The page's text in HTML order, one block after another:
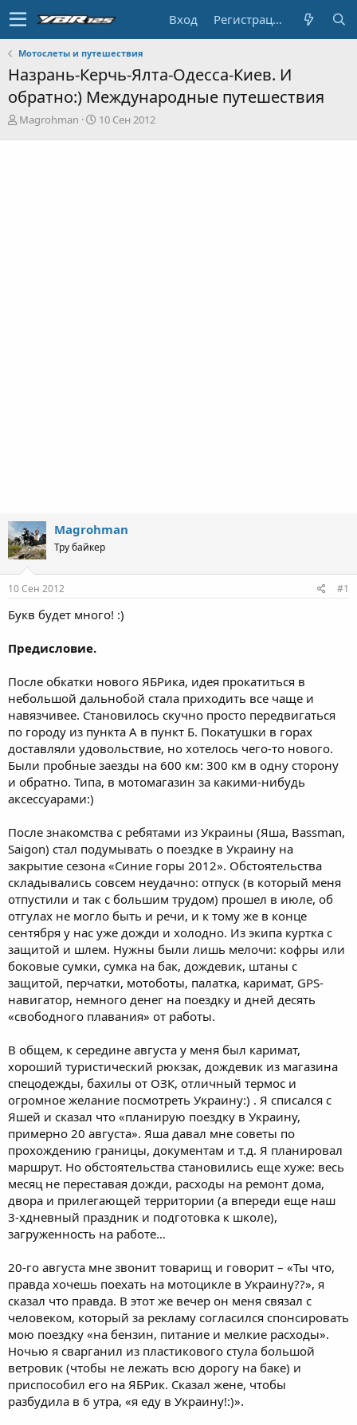
Вход Регистрация
Мотослеты и путешествия
Назрань-Керчь-Ялта-Одесса-Киев. И
обратно:) Международные путешествия
А
Magrohman
Д
10 Сен 2012
Magrohman
Тру байкер
10 Сен 2012 #1
Букв будет много! :)
Предисловие.
После обкатки нового ЯБРика, идея прокатиться в
небольшой дальнобой стала приходить все чаще и
навязчивее. Становилось скучно просто передвигаться
по городу из пункта А в пункт Б. Покатушки в горах
доставляли удовольствие, но хотелось чего-то нового.
Были пробные заезды на 600 км: 300 км в одну сторону
и обратно. Типа, в мотомагазин за какими-нибудь
аксессуарами:)
После знакомства с ребятами из Украины (Яша, Bassman,
Saigon) стал подумывать о поездке в Украину на
закрытие сезона «Синие горы 2012». Обстоятельства
складывались совсем неудачно: отпуск (в который меня
отпустили и так с большим трудом) прошел в июле, об
отгулах не могло быть и речи, и к тому же в конце
сентября у нас уже дожди и холодно. Из экипа куртка с
защитой и шлем. Нужны были лишь мелочи: кофры или
боковые сумки, сумка на бак, дождевик, штаны с
защитой, перчатки, мотоботы, палатка, каримат, GPS-
навигатор, немного денег на поездку и дней десять
«свободного плавания» от работы.
В общем, к середине августа у меня был каримат,
хороший туристический рюкзак, дождевик из магазина
спецодежды, бахилы от ОЗК, отличный термос и
огромное желание посмотреть Украину:) . Я списался с
Яшей и сказал что «планирую поездку в Украину,
примерно 20 августа». Яша давал мне советы по
прохождению границы, документам и т.д. Я планировал
маршрут. Но обстоятельства становились еще хуже: весь
месяц не переставая дожди, расходы на ремонт дома,
двора и прилегающей территории (а впереди еще наш
3-хдневный праздник и подготовка к школе),
загруженность на работе…
20-го августа мне звонит товарищ и говорит – «Ты что,
правда хочешь поехать на мотоцикле в Украину??», я
сказал что правда. В этот же вечер он меня связал с
человеком, который за рекламу согласился спонсировать
мою поездку «на бензин, питание и мелкие расходы».
Ночью я сварганил из пластикового стула большой
ветровик (чтобы не лежать всю дорогу на баке) и
приспособил его на ЯБРик. Сказал жене, чтобы
разбудила в 6 утра, «я еду в Украину!:)».